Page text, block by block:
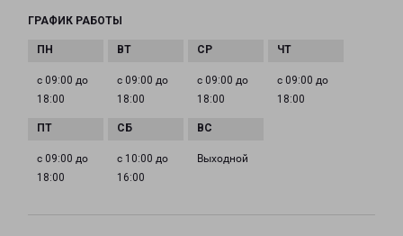
ГРАФИК РАБОТЫ
с 09:00 до
18:00
с 09:00 до
18:00
с 09:00 до
18:00
с 09:00 до
18:00
с 09:00 до
18:00
с 10:00 до
16:00
Выходной